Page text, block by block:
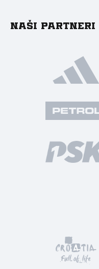
Naši partneri